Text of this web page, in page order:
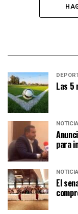
Las 5
para
El